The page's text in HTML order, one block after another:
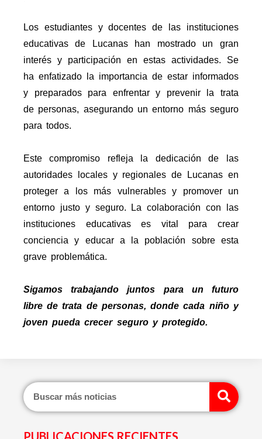
Los estudiantes y docentes de las instituciones
educativas de Lucanas han mostrado un gran
interés y participación en estas actividades. Se
ha enfatizado la importancia de estar informados
y preparados para enfrentar y prevenir la trata
de personas, asegurando un entorno más seguro
para todos.
Este compromiso refleja la dedicación de las
autoridades locales y regionales de Lucanas en
proteger a los más vulnerables y promover un
entorno justo y seguro. La colaboración con las
instituciones educativas es vital para crear
conciencia y educar a la población sobre esta
grave problemática.
Sigamos trabajando juntos para un futuro
libre de trata de personas, donde cada niño y
joven pueda crecer seguro y protegido.
PUBLICACIONES RECIENTES